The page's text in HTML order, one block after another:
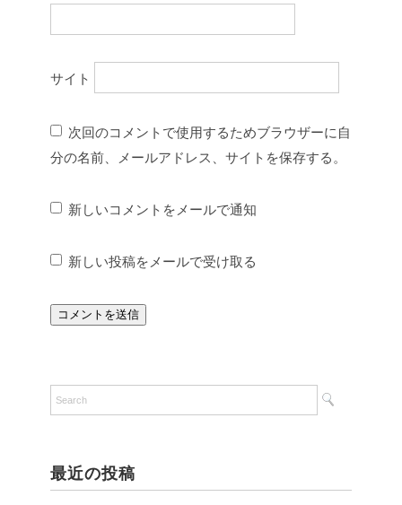
サイト
次回のコメントで使用するためブラウザーに自
分の名前、メールアドレス、サイトを保存する。
新しいコメントをメールで通知
新しい投稿をメールで受け取る
最近の投稿